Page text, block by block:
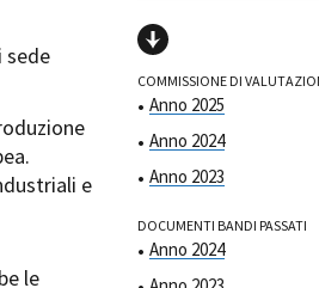
Stage - Tirocini - Scuola e Lavoro
Elenco Operatori Economici per
affidamento lavori in economia
sede
e
le
COMMISSIONE DI
Anno 2025
Anno 2024
Anno 2023
DOCUMENTI BANDI PASSATI
Anno 2024